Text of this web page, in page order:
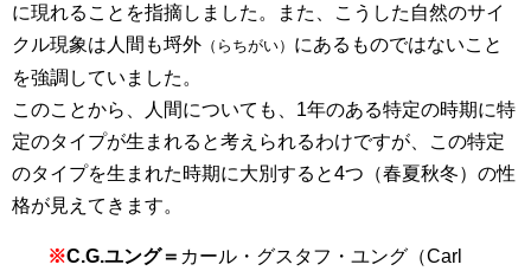
に現れることを指摘しました。また、こうした自然のサイ
クル現象は人間も埒外 （らちがい） にあるものではないこと
を強調していました。
このことから、人間についても、1年のある特定の時期に特
定のタイプが生まれると考えられるわけですが、この特定
のタイプを生まれた時期に大別すると4つ（春夏秋冬）の性
格が見えてきます。
※C.G.ユング＝ カール・グスタフ・ユング（Carl